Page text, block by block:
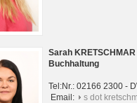
Sarah KRETSCHMAR
Buchhaltung
Tel:Nr.: 02166 2300 -
Email:
s dot